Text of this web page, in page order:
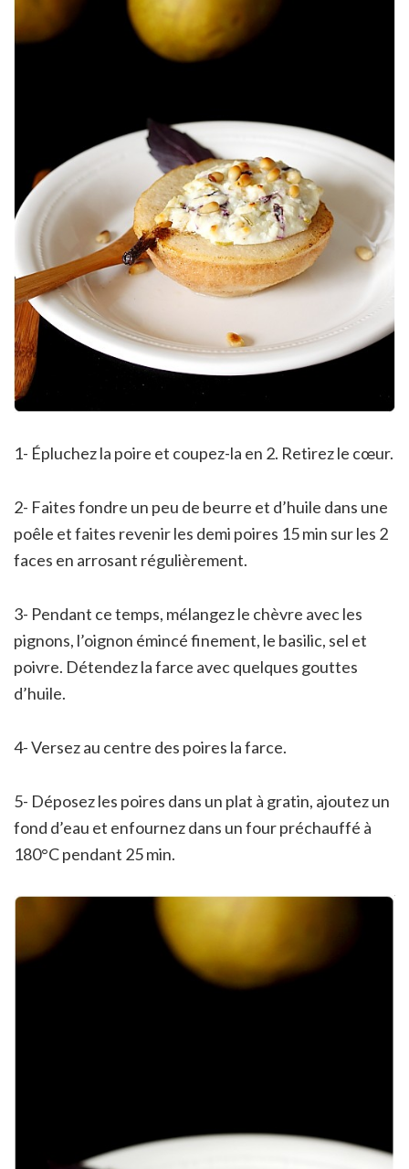
1- Épluchez la poire et coupez-la en 2. Retirez le cœur.
2- Faites fondre un peu de beurre et d’huile dans une
poêle et faites revenir les demi poires 15 min sur les 2
faces en arrosant régulièrement.
3- Pendant ce temps, mélangez le chèvre avec les
pignons, l’oignon émincé finement, le basilic, sel et
poivre. Détendez la farce avec quelques gouttes
d’huile.
4- Versez au centre des poires la farce.
5- Déposez les poires dans un plat à gratin, ajoutez un
fond d’eau et enfournez dans un four préchauffé à
180°C pendant 25 min.